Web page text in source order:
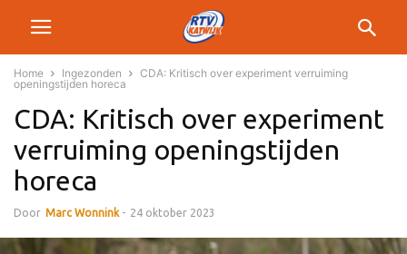
Home Ingezonden
CDA: Kritisch over experiment verruiming
openingstijden horeca
CDA: Kritisch over experiment
verruiming openingstijden
horeca
Door Marc Wonnink - 24 oktober 2023